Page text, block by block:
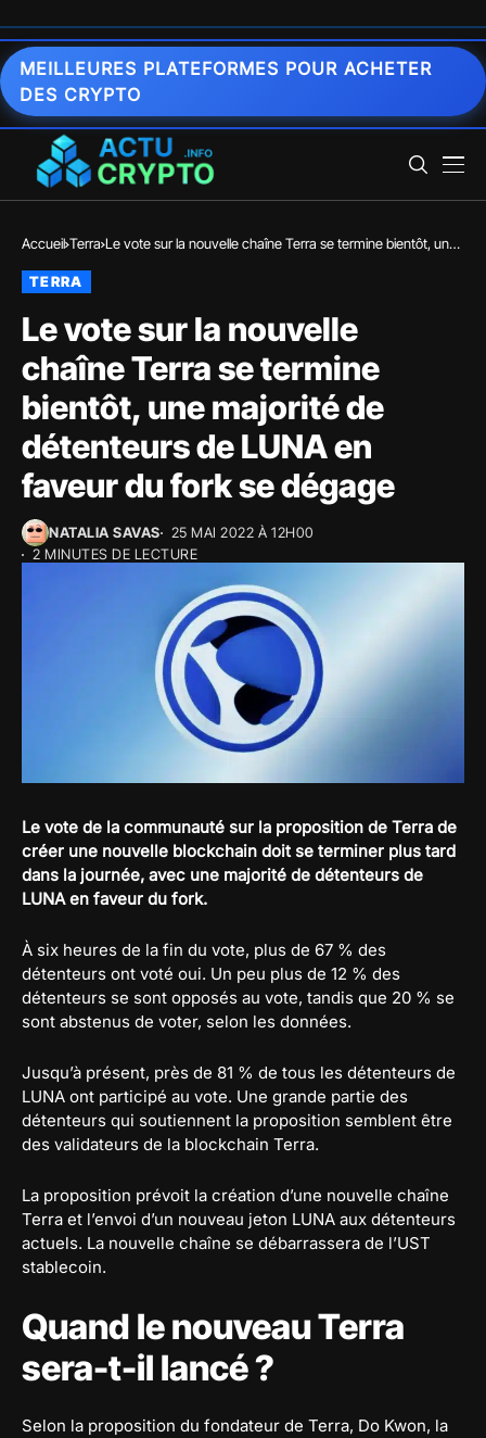
MEILLEURES PLATEFORMES POUR ACHETER
DES CRYPTO
Accueil Terra Le vote sur la nouvelle chaîne Terra se termine bientôt, une
TERRA
Le vote sur la nouvelle
chaîne Terra se termine
bientôt, une majorité de
détenteurs de LUNA en
faveur du fork se dégage
NATALIA SAVAS
25 MAI 2022 À 12H00
2 MINUTES DE LECTURE
Le vote de la communauté sur la proposition de Terra de
créer une nouvelle blockchain doit se terminer plus tard
dans la journée, avec une majorité de détenteurs de
LUNA en faveur du fork.
À six heures de la fin du vote, plus de 67 % des
détenteurs ont voté oui. Un peu plus de 12 % des
détenteurs se sont opposés au vote, tandis que 20 % se
sont abstenus de voter, selon les données.
Jusqu’à présent, près de 81 % de tous les détenteurs de
LUNA ont participé au vote. Une grande partie des
détenteurs qui soutiennent la proposition semblent être
des validateurs de la blockchain Terra.
La proposition prévoit la création d’une nouvelle chaîne
Terra et l’envoi d’un nouveau jeton LUNA aux détenteurs
actuels. La nouvelle chaîne se débarrassera de l’UST
stablecoin.
Quand le nouveau Terra
sera-t-il lancé ?
Selon la proposition du fondateur de Terra, Do Kwon, la